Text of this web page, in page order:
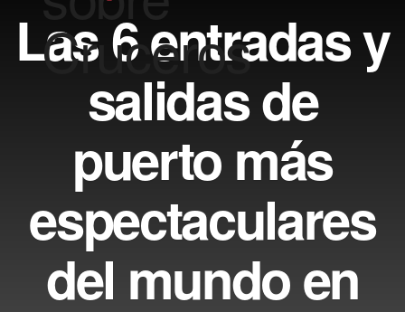
Las 6 entradas y
salidas de
puerto más
espectaculares
del mundo en